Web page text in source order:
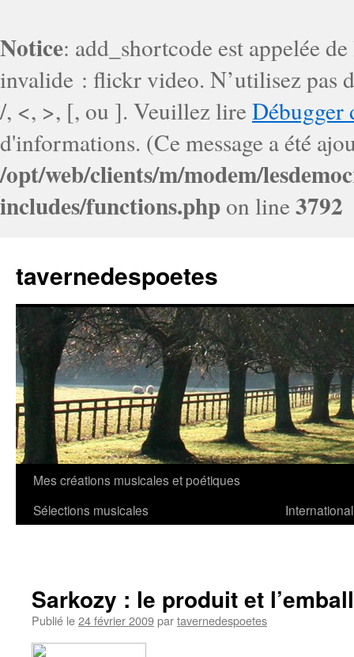
Notice: add_shortcode est appelée
invalide : flickr video. N’utilisez pas
/, <, >, [, ou ]. Veuillez lireDébugger
d'informations. (Ce message a été
/opt/web/clients/m/modem/
includes/functions.php on line3792
tavernedespoetes
Aller
au
Mes créations musicales et poétiques
Sélections musicales
International
Sarkozy : le produit et
Publié le24 février 2009partavernedespoetes